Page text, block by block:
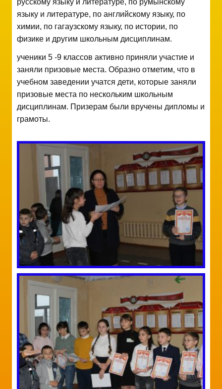
русскому языку и литературе, по румынскому
языку и литературе, по английскому языку, по
химии, по гагаузскому языку, по истории, по
физике и другим школьным дисциплинам.
ученики 5 -9 классов активно приняли участие и
заняли призовые места. Образно отметим, что в
учебном заведении учатся дети, которые заняли
призовые места по нескольким школьным
дисциплинам. Призерам были вручены дипломы и
грамоты.